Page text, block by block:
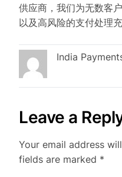
供应商，我们为无数客
以及高风险的支付处理
India
Leave a
Your email address
fields are marked *